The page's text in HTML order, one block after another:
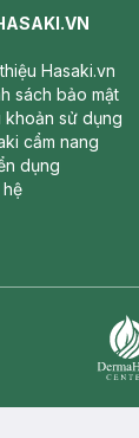
Hasaki.vn
sách bảo mật
khoản sử dụng
cẩm nang
dụng
hệ